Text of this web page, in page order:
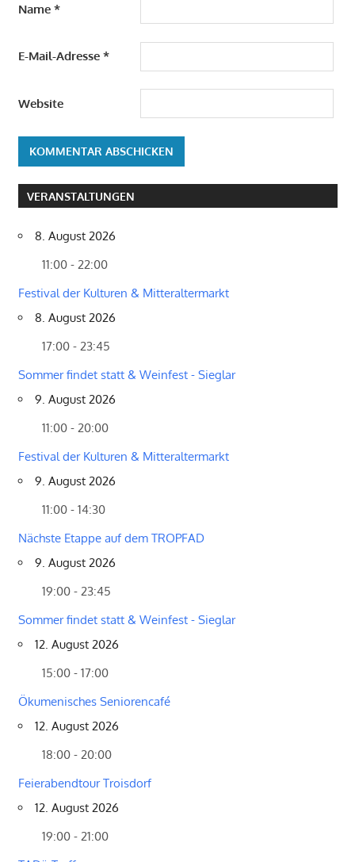
Name *
E-Mail-Adresse *
Website
VERANSTALTUNGEN
8. August 2026
11:00 - 22:00
Festival der Kulturen & Mitteraltermarkt
8. August 2026
17:00 - 23:45
Sommer findet statt & Weinfest - Sieglar
9. August 2026
11:00 - 20:00
Festival der Kulturen & Mitteraltermarkt
9. August 2026
11:00 - 14:30
Nächste Etappe auf dem TROPFAD
9. August 2026
19:00 - 23:45
Sommer findet statt & Weinfest - Sieglar
12. August 2026
15:00 - 17:00
Ökumenisches Seniorencafé
12. August 2026
18:00 - 20:00
Feierabendtour Troisdorf
12. August 2026
19:00 - 21:00